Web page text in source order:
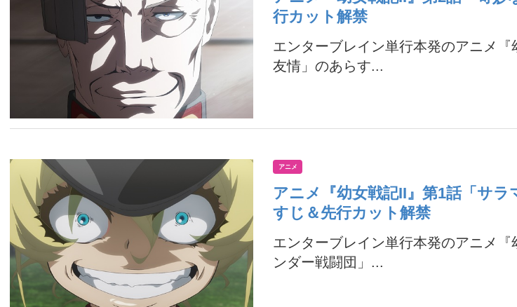
行カット解禁
エンターブレイン単行本発のアニメ
友情」のあらす...
アニメ
アニメ『幼女戦記II』第1話「サラ
すじ＆先行カット解禁
エンターブレイン単行本発のアニメ
ンダー戦闘団」...